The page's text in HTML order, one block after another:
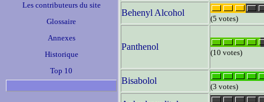
Les contributeurs du site
Glossaire
Annexes
Historique
Top 10
Behenyl Alcohol
(5 votes)
Panthenol
(10 votes)
Bisabolol
(3 votes)